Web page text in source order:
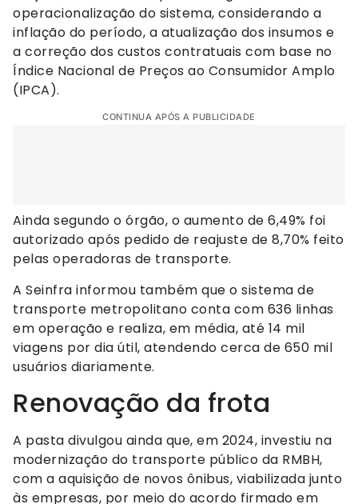
operacionalização do sistema, considerando a
inflação do período, a atualização dos insumos e
a correção dos custos contratuais com base no
Índice Nacional de Preços ao Consumidor Amplo
(IPCA).
CONTINUA APÓS A PUBLICIDADE
Ainda segundo o órgão, o aumento de 6,49% foi
autorizado após pedido de reajuste de 8,70% feito
pelas operadoras de transporte.
A Seinfra informou também que o sistema de
transporte metropolitano conta com 636 linhas
em operação e realiza, em média, até 14 mil
viagens por dia útil, atendendo cerca de 650 mil
usuários diariamente.
Renovação da frota
A pasta divulgou ainda que, em 2024, investiu na
modernização do transporte público da RMBH,
com a aquisição de novos ônibus, viabilizada junto
às empresas, por meio do acordo firmado em